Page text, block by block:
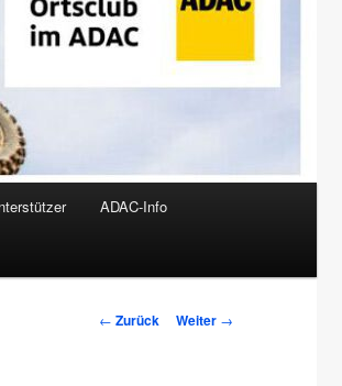
ADAC-Info
Beitrags-
← Zurück Weiter →